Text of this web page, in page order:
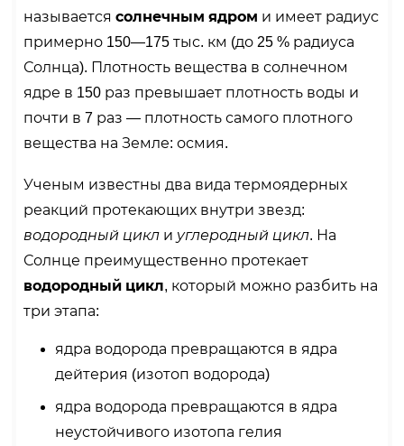
называетсясолнечным ядром и имеет радиус
примерно 150—175 тыс. км (до 25 % радиуса
Солнца). Плотность вещества в солнечном
ядре в 150 раз превышает плотность воды и
почти в 7 раз — плотность самого плотного
вещества на Земле: осмия.
Ученым известны два вида термоядерных
реакций протекающих внутри звезд:
водородный цикл и углеродный цикл. На
Солнце преимущественно протекает
водородный цикл, который можно разбить на
три этапа:
ядра водорода превращаются в ядра
дейтерия (изотоп водорода)
ядра водорода превращаются в ядра
неустойчивого изотопа гелия